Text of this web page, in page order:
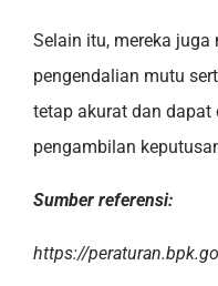
Selain itu, mereka
pengendalian mutu
tetap akurat dan
pengambilan
Sumber referensi:
https://